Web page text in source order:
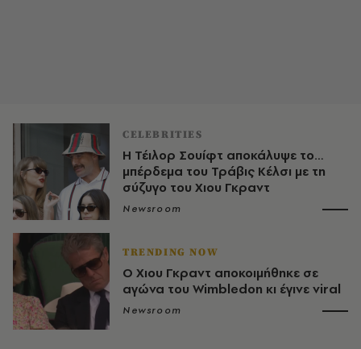
CELEBRITIES
Η Τέιλορ Σουίφτ αποκάλυψε το…
μπέρδεμα του Τράβις Κέλσι με τη
σύζυγο του Χιου Γκραντ
Newsroom
TRENDING NOW
Ο Χιου Γκραντ αποκοιμήθηκε σε
αγώνα του Wimbledon κι έγινε viral
Newsroom